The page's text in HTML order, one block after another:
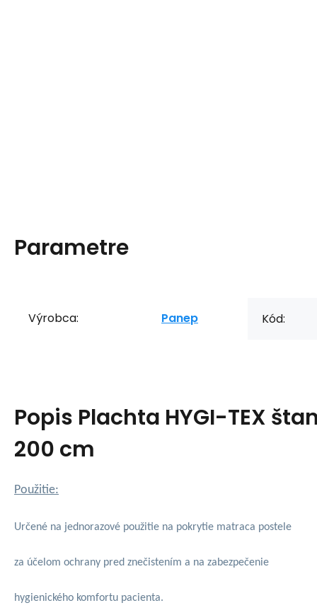
Parametre
Výrobca: Panep Kód:
Popis Plachta HYGI-TEX
200 cm
Použitie:
Určené na jednorazové použitie na pokrytie matraca postele
za účelom ochrany pred znečistením a na zabezpečenie
hygienického komfortu pacienta.